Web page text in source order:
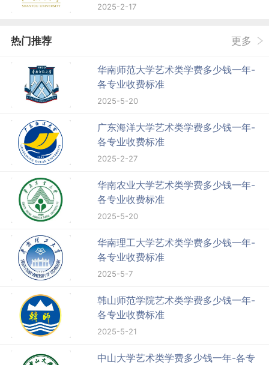
2025-2-17
热门推荐 更多
华南师范大学艺术类学费多少钱一年-
各专业收费标准
2025-5-20
广东海洋大学艺术类学费多少钱一年-
各专业收费标准
2025-2-27
华南农业大学艺术类学费多少钱一年-
各专业收费标准
2025-5-20
华南理工大学艺术类学费多少钱一年-
各专业收费标准
2025-5-7
韩山师范学院艺术类学费多少钱一年-
各专业收费标准
2025-5-21
中山大学艺术类学费多少钱一年-各专